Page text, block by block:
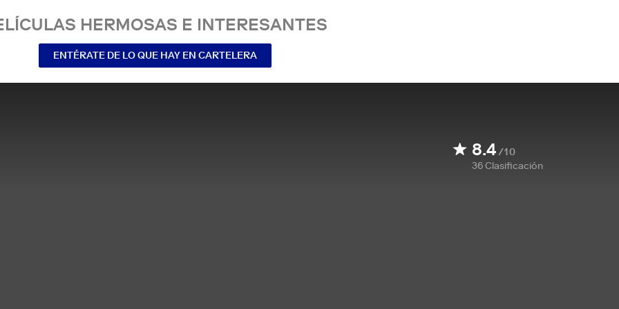
HERMOSAS E INTERESANTES
ENTÉRATE DE LO QUE HAY EN CARTELERA
8.4/10
36Clasificación